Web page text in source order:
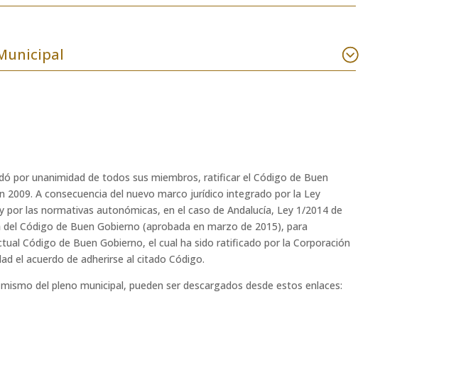
por unanimidad de todos sus miembros, ratificar el Código de Buen
A consecuencia del nuevo marco jurídico integrado por la Ley
las normativas autonómicas, en el caso de Andalucía, Ley 1/2014 de
Código de Buen Gobierno (aprobada en marzo de 2015), para
Código de Buen Gobierno, el cual ha sido ratificado por la Corporación
el acuerdo de adherirse al citado Código.
del pleno municipal, pueden ser descargados desde estos enlaces: